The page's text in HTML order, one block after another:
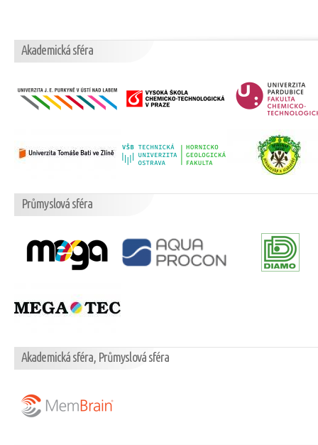
Akademická sféra
Průmyslová sféra
Akademická sféra, Průmyslová sféra